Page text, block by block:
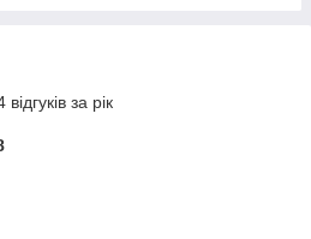
за рік